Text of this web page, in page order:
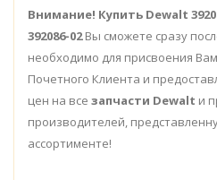
Внимание! Купить Dewalt
392086-02Вы сможете сразу
необходимо для присвоения
Почетного Клиента и
цен на все запчасти Dewalt и
производителей,
ассортименте!